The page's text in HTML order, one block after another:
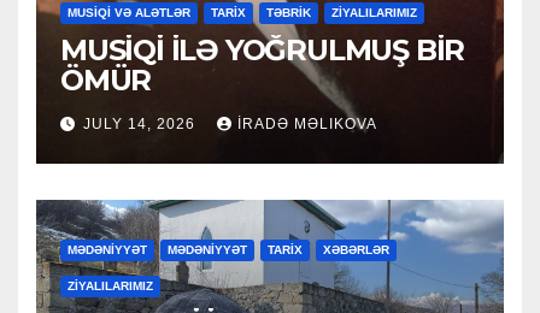
MUSİQİ VƏ ALƏTLƏR TARİX TƏBRİK ZİYALILARIMIZ
MUSİQİ İLƏ YOĞRULMUŞ BİR
ÖMÜR
JULY 14, 2026 İRADƏ MƏLIKOVA
MƏDƏNİYYƏT MƏDƏNİYYƏT TARİX XƏBƏRLƏR
ZİYALILARIMIZ